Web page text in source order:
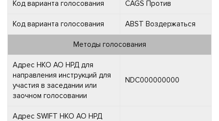
Код варианта голосования CAGS Против
Код варианта голосования ABST Воздержаться
Методы голосования
Адрес НКО АО НРД для
направления инструкций для
участия в заседании или
заочном голосовании
NDC000000000
Адрес SWIFT НКО АО НРД